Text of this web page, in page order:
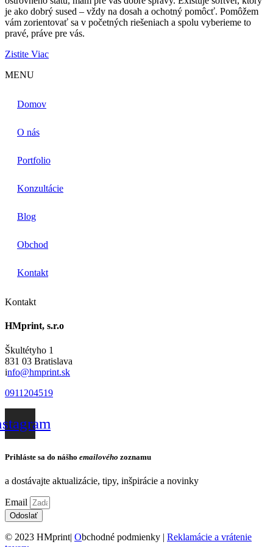
je ako dobrý sused – vždy na dosah a ochotný pomôcť. Pomôžem
vám zorientovať sa v početných riešeniach a spolu vyberieme to
pravé, práve pre vás.
Zistite Viac
MENU
Domov
O nás
Portfolio
Konzultácie
Blog
Obchod
Kontakt
Kontakt
HMprint, s.r.o
Škultétyho 1
831 03 Bratislava
info@hmprint.sk
0911204519
Prihláste sa do nášho emailového zoznamu
a dostávajte aktualizácie, tipy, inšpirácie a novinky
Email
Odoslať
© 2023 HMprint| Obchodné podmienky | Reklamácie a vrátenie